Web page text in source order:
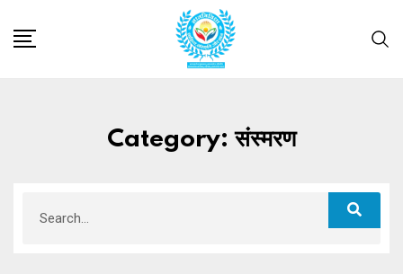
Category: संस्मरण